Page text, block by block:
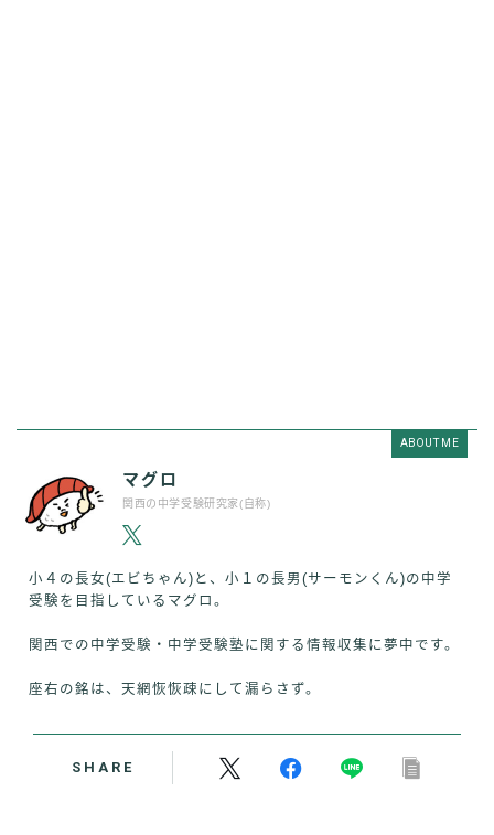
ABOUT ME
マグロ
関西の中学受験研究家(自称)
小４の長女(エビちゃん)と、小１の長男(サーモンくん)の中学
受験を目指しているマグロ。
関西での中学受験・中学受験塾に関する情報収集に夢中です。
座右の銘は、天網恢恢疎にして漏らさず。
SHARE